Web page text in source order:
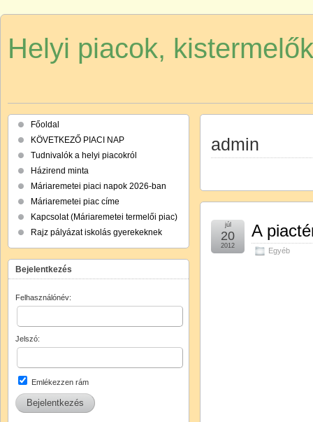
Helyi piacok,
admin
A
Egyéb
júl
20
2012
Főoldal
KÖVETKEZŐ PIACI NAP
Tudnivalók a helyi piacokról
Házirend minta
Máriaremetei piaci napok 2026-ban
Máriaremetei piac címe
Kapcsolat (Máriaremetei termelői piac)
Rajz pályázat iskolás gyerekeknek
Bejelentkezés
Felhasználónév:
Jelszó:
Emlékezzen rám